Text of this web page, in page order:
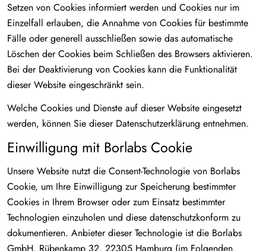
Setzen von Cookies informiert werden und Cookies nur im
Einzelfall erlauben, die Annahme von Cookies für bestimmte
Fälle oder generell ausschließen sowie das automatische
Löschen der Cookies beim Schließen des Browsers aktivieren.
Bei der Deaktivierung von Cookies kann die Funktionalität
dieser Website eingeschränkt sein.
Welche Cookies und Dienste auf dieser Website eingesetzt
werden, können Sie dieser Datenschutzerklärung entnehmen.
Einwilligung mit Borlabs Cookie
Unsere Website nutzt die Consent-Technologie von Borlabs
Cookie, um Ihre Einwilligung zur Speicherung bestimmter
Cookies in Ihrem Browser oder zum Einsatz bestimmter
Technologien einzuholen und diese datenschutzkonform zu
dokumentieren. Anbieter dieser Technologie ist die Borlabs